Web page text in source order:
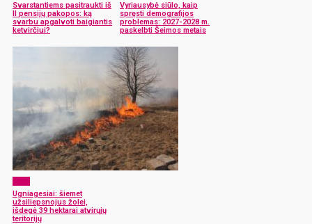
Svarstantiems pasitraukti iš
II pensijų pakopos: ką
svarbu apgalvoti baigiantis
ketvirčiui?
Vyriausybė siūlo, kaip
spręsti demografijos
problemas: 2027-2028 m.
paskelbti Šeimos metais
Ugniagesiai: šiemet
užsiliepsnojus žolei,
išdegė 39 hektarai atvirųjų
teritorijų